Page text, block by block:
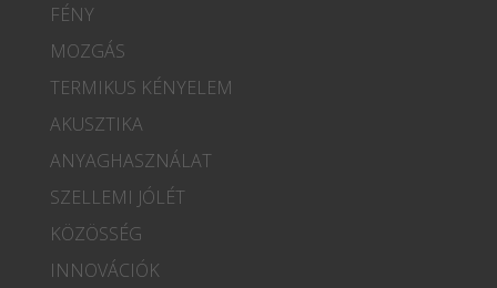
FÉNY
MOZGÁS
TERMIKUS KÉNYELEM
AKUSZTIKA
ANYAGHASZNÁLAT
SZELLEMI JÓLÉT
KÖZÖSSÉG
INNOVÁCIÓK